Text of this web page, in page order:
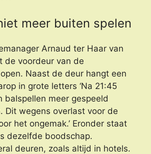
meer buiten spelen
Arnaud ter Haar van
de voordeur van de
Naast de deur hangt een
in grote letters ‘Na 21:45
balspellen meer gespeeld
Dit wegens overlast voor de
het ongemak.’ Eronder staat
dezelfde boodschap.
deuren, zoals altijd in hotels.